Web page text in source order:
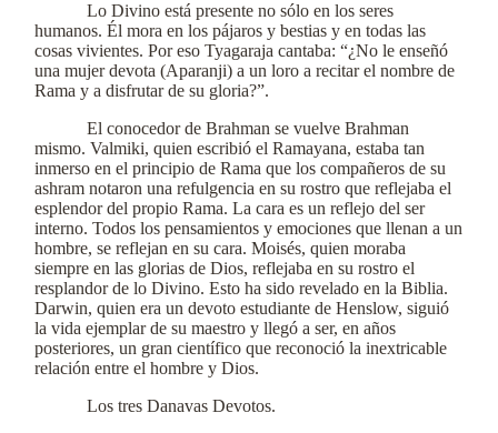
Lo Divino está presente no sólo en los seres
humanos. Él mora en los pájaros y bestias y en todas las
cosas vivientes. Por eso Tyagaraja cantaba: “¿No le enseñó
una mujer devota (Aparanji) a un loro a recitar el nombre de
Rama y a disfrutar de su gloria?”.
El conocedor de Brahman se vuelve Brahman
mismo. Valmiki, quien escribió el Ramayana, estaba tan
inmerso en el principio de Rama que los compañeros de su
ashram notaron una refulgencia en su rostro que reflejaba el
esplendor del propio Rama. La cara es un reflejo del ser
interno. Todos los pensamientos y emociones que llenan a un
hombre, se reflejan en su cara. Moisés, quien moraba
siempre en las glorias de Dios, reflejaba en su rostro el
resplandor de lo Divino. Esto ha sido revelado en la Biblia.
Darwin, quien era un devoto estudiante de Henslow, siguió
la vida ejemplar de su maestro y llegó a ser, en años
posteriores, un gran científico que reconoció la inextricable
relación entre el hombre y Dios.
Los tres Danavas Devotos.